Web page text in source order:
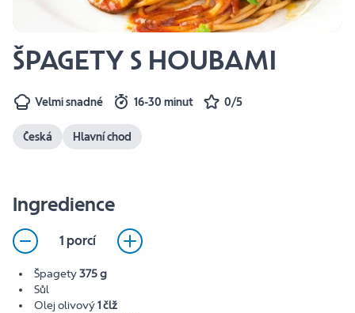
ŠPAGETY S HOUBAMI
Velmi snadné 16-30 minut 0/5
Česká Hlavní chod
Ingredience
1 porcí
Špagety375 g
Sůl
Olej olivový1 člž